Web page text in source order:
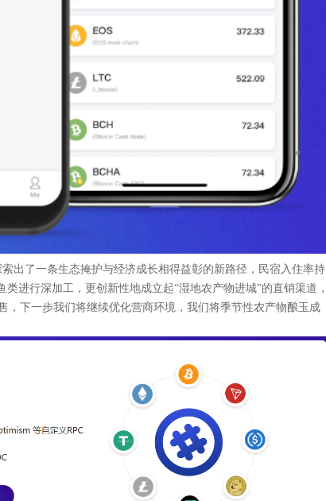
出了一条生态掩护与经济成长相得益彰的新路径，民宿入住率持
进行深加工，更创新性地成立起“湿地农产物进城”的直销渠道，
，下一步我们将继续优化营商环境，我们将季节性农产物酿玉成